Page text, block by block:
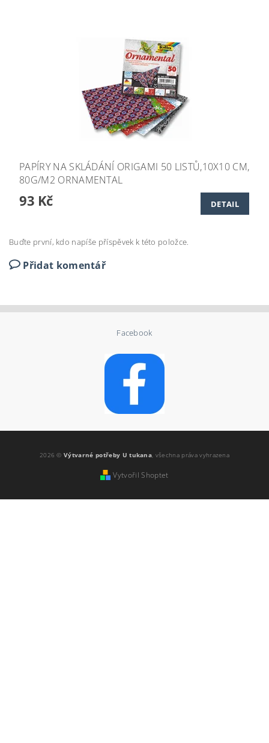
PAPÍRY NA SKLÁDÁNÍ ORIGAMI 50 LISTŮ,10X10 CM,
80G/M2 ORNAMENTAL
93 Kč DETAIL
Buďte první, kdo napíše příspěvek k této položce.
Přidat komentář
Facebook
2026 ©Výtvarné potřeby U tukana, všechna práva vyhrazena
Vytvořil Shoptet